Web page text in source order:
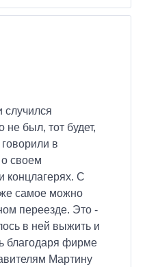
не был, тот будет,
говорили в
о своем
концлагерях. С
самое можно
переезде. Это -
в ней выжить и
благодаря фирме
Мартину